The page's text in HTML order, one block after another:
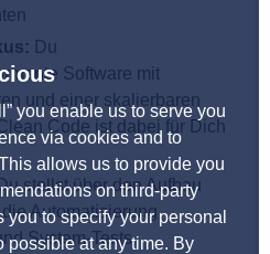
you enable us to serve you
via cookies and to
allows us to provide you
on third-party
you to specify your personal
possible at any time. By
Du
Software mit
und einer skalierbaren
Code ist dabei für Dich
stellst über den Aufbau
Automatisierung
System-Tests